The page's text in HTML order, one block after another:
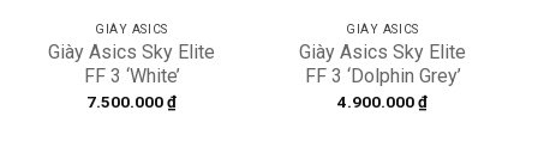
GIÀY ASICS
Giày Asics Sky Elite
FF 3 ‘White’
1052A075-100
7.500.000₫
GIÀY ASICS
Giày Asics Sky Elite
FF 3 ‘Dolphin Grey’
1051A080-100
4.900.000₫